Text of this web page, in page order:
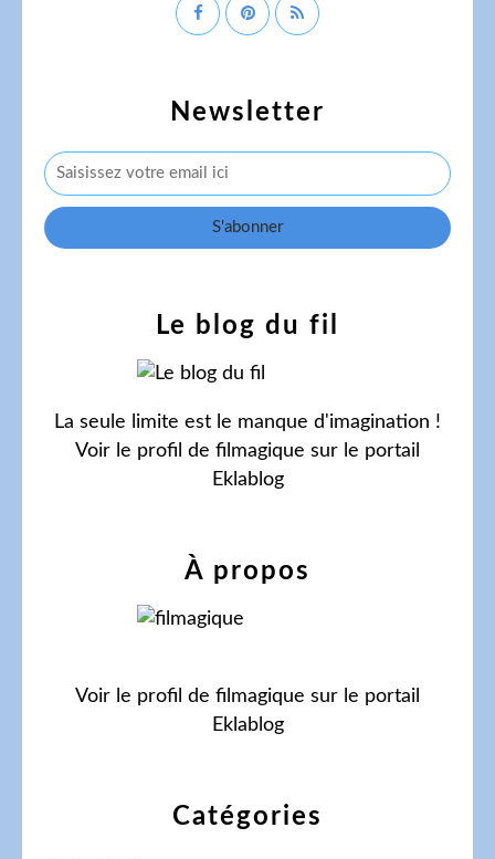
Newsletter
Catégories
Le blog du fil
La seule limite est le manque d'imagination !
Voir le profil de filmagique sur le portail
Eklablog
À propos
Voir le profil de filmagique sur le portail
Eklablog